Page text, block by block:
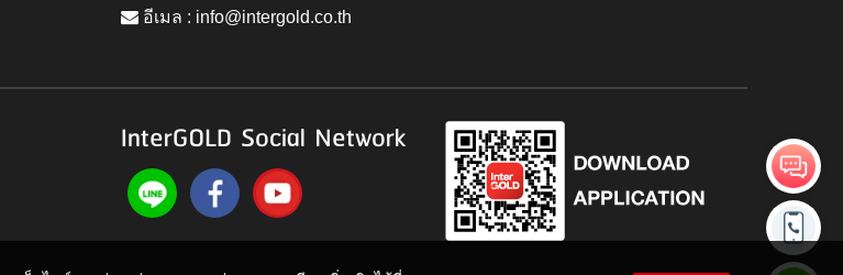
อีเมล : info@intergold.co.th
InterGOLD Social Network